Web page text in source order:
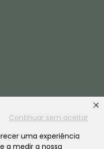
Continuar sem aceitar
uma experiência
a medir a nossa